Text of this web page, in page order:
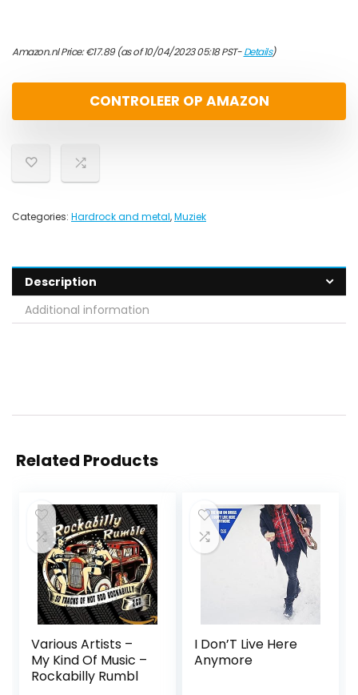
Amazon.nl Price:€17.89(as of 10/04/2023 05:18 PST-Details)
CONTROLEER OP AMAZON
Categories: Hardrock and metal,Muziek
Description
Additional information
Related Products
Various Artists –
My Kind Of Music –
Rockabilly Rumbl
I Don’T Live Here
Anymore